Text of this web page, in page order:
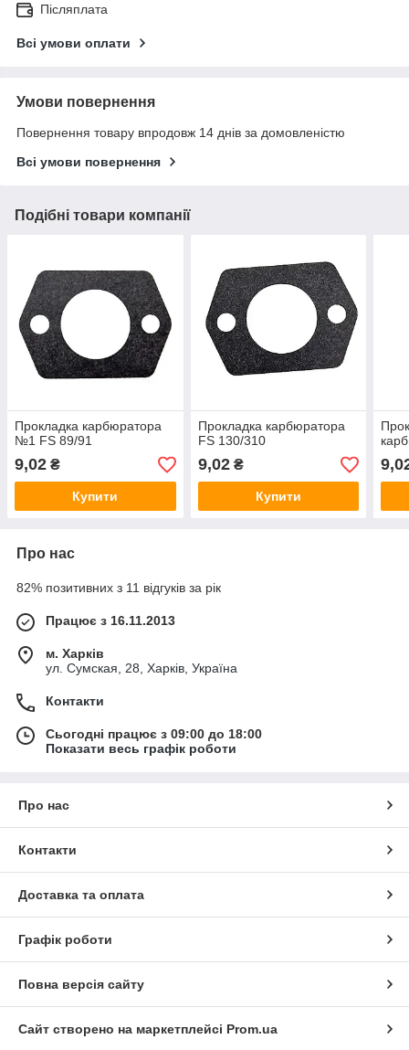
Післяплата
Всі умови оплати
Умови повернення
Повернення товару впродовж 14 днів за домовленістю
Всі умови повернення
Подібні товари компанії
Прокладка карбюратора
№1 FS 89/91
9,02 ₴
Купити
Прокладка карбюратора
FS 130/310
9,02₴
Купити
Про нас
82% позитивних з 11 відгуків за рік
Працює з 16.11.2013
м. Харків
ул. Сумская, 28, Харків, Україна
Контакти
Сьогодні працює з 09:00 до 18:00
Показати весь графік роботи
Про нас
Контакти
Доставка та оплата
Графік роботи
Повна версія сайту
Сайт створено на маркетплейсі Prom.ua